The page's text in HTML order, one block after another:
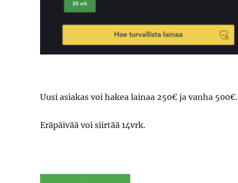
Uusi asiakas voi hakea lainaa 250€ ja vanha 500€.
Eräpäivää voi siirtää 14vrk.